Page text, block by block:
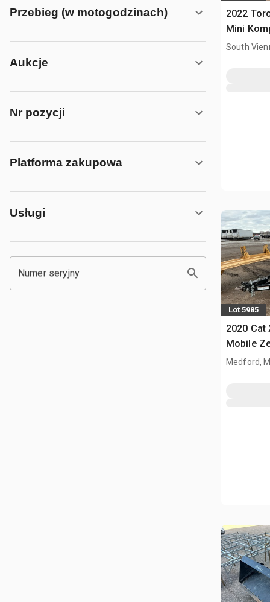
Przebieg (w motogodzinach)
Aukcje
Nr pozycji
Platforma zakupowa
Usługi
Numer seryjny
2022
Mini
South
Lot 5985
2020 Cat
Mobile
Medford,